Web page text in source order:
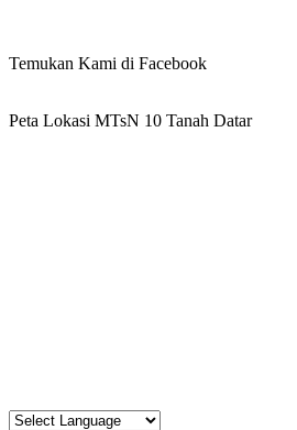
Temukan Kami di Facebook
Peta Lokasi MTsN 10 Tanah Datar